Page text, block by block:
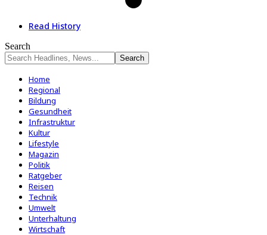
Read History
Search
Home
Regional
Bildung
Gesundheit
Infrastruktur
Kultur
Lifestyle
Magazin
Politik
Ratgeber
Reisen
Technik
Umwelt
Unterhaltung
Wirtschaft